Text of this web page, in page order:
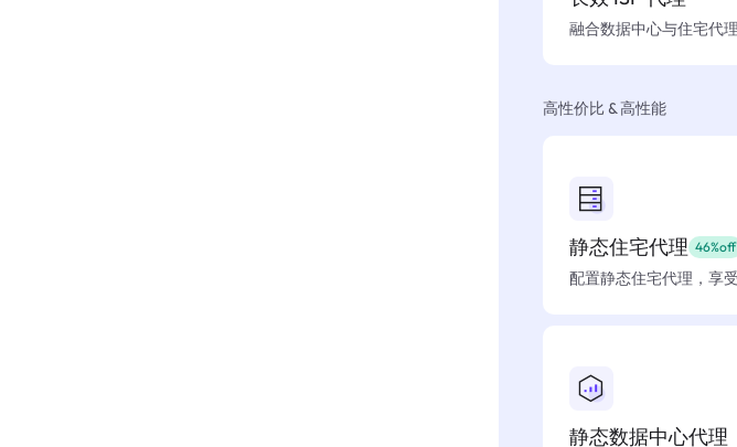
融合数据中心与住宅代
高性价比 & 高性能
静态住宅代理 46%off
配置静态住宅代理，享
静态数据中心代理